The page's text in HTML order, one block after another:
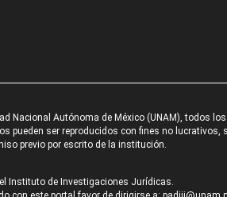
Nacional Autónoma de México (UNAM), todos
pueden ser reproducidos con fines no
previo por escrito de la institución.
Instituto de Investigaciones Jurídicas.